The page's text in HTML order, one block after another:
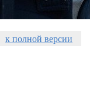
к полной версии